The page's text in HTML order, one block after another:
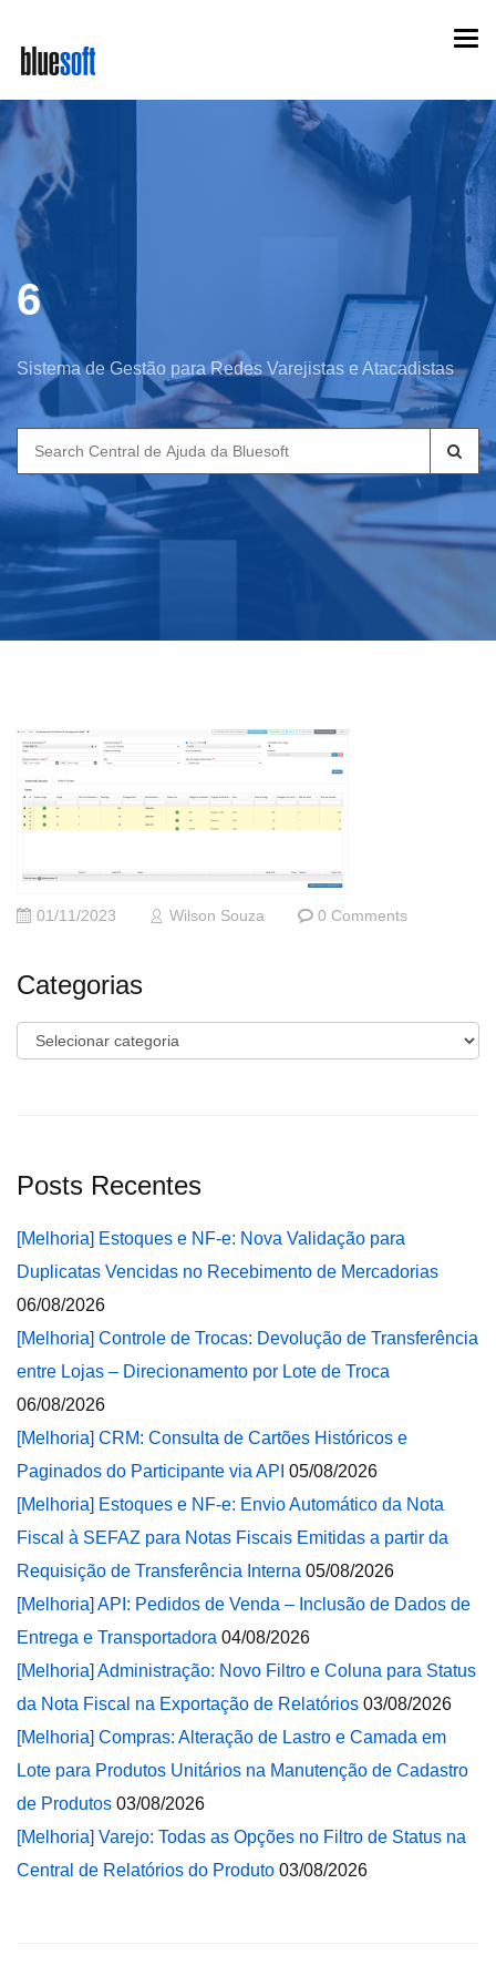
main
content
6
Sistema de Gestão para Redes Varejistas e Atacadistas
Search
for:
01/11/2023 Wilson Souza 0 Comments
Categorias
Categorias
Posts Recentes
[Melhoria] Estoques e NF-e: Nova Validação para
Duplicatas Vencidas no Recebimento de Mercadorias
06/08/2026
[Melhoria] Controle de Trocas: Devolução de Transferência
entre Lojas – Direcionamento por Lote de Troca
06/08/2026
[Melhoria] CRM: Consulta de Cartões Históricos e
Paginados do Participante via API 05/08/2026
[Melhoria] Estoques e NF-e: Envio Automático da Nota
Fiscal à SEFAZ para Notas Fiscais Emitidas a partir da
Requisição de Transferência Interna 05/08/2026
[Melhoria] API: Pedidos de Venda – Inclusão de Dados de
Entrega e Transportadora 04/08/2026
[Melhoria] Administração: Novo Filtro e Coluna para Status
da Nota Fiscal na Exportação de Relatórios 03/08/2026
[Melhoria] Compras: Alteração de Lastro e Camada em
Lote para Produtos Unitários na Manutenção de Cadastro
de Produtos 03/08/2026
[Melhoria] Varejo: Todas as Opções no Filtro de Status na
Central de Relatórios do Produto 03/08/2026